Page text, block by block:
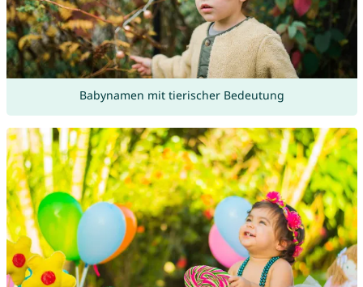
Babynamen mit tierischer Bedeutung